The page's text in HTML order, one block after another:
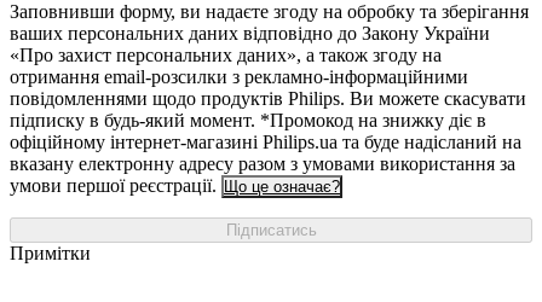
Заповнивши форму, ви надаєте згоду на обробку та зберігання
ваших персональних даних відповідно до Закону України
«Про захист персональних даних», а також згоду на
отримання email-розсилки з рекламно-інформаційними
повідомленнями щодо продуктів Philips. Ви можете скасувати
підписку в будь-який момент. *Промокод на знижку діє в
офіційному інтернет-магазині Philips.ua та буде надісланий на
вказану електронну адресу разом з умовами використання за
умови першої реєстрації. Що це означає?
Підписатись
Примітки